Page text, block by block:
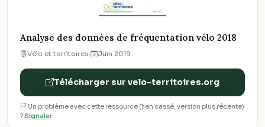
Analyse des données de fréquentation vélo 2018
Vélo et territoires· Juin 2019
Télécharger sur velo-territoires.org
Un problème avec cette ressource (lien cassé, version plus récente)
?Signaler